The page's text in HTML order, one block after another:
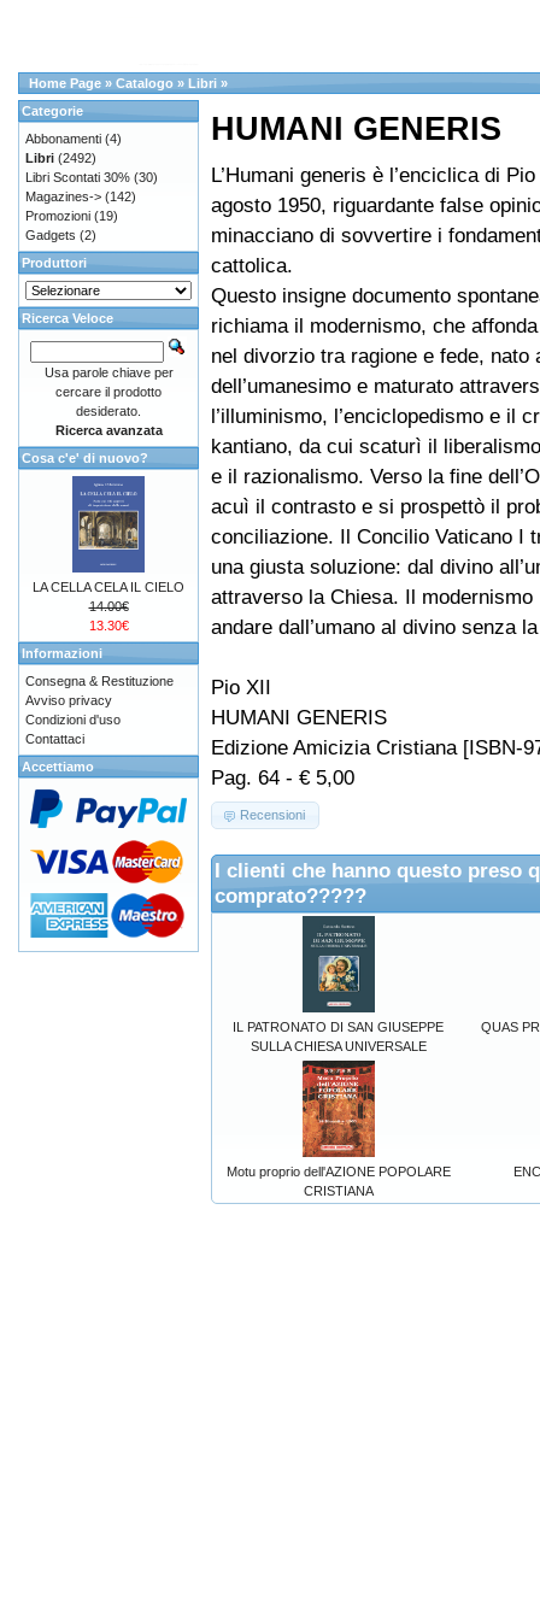
Home Page » Catalogo » Libri »
HUMANI GENERIS
L’Humani generis è l’enciclica di
agosto 1950, riguardante false
minacciano di sovvertire i
cattolica.
Questo insigne documento
richiama il modernismo, che
nel divorzio tra ragione e fede, nato
dell’umanesimo e maturato
l’illuminismo, l’enciclopedismo e il
kantiano, da cui scaturì il
e il razionalismo. Verso la fine
acuì il contrasto e si prospettò il
conciliazione. Il Concilio Vaticano I
una giusta soluzione: dal divino
attraverso la Chiesa. Il modernismo
andare dall’umano al divino senza
Pio XII
HUMANI GENERIS
Edizione Amicizia Cristiana [ISBN-
Pag. 64 - € 5,00
Recensioni
I clienti che hanno questo preso
comprato?????
IL PATRONATO DI SAN GIUSEPPE
SULLA CHIESA UNIVERSALE
QUAS
Motu proprio dell'AZIONE POPOLARE
CRISTIANA
Categorie
Abbonamenti (4)
Libri (2492)
Libri Scontati 30% (30)
Magazines-> (142)
Promozioni (19)
Gadgets (2)
Produttori
Ricerca Veloce
Usa parole chiave per
cercare il prodotto
desiderato.
Ricerca avanzata
Cosa c'e' di nuovo?
LA CELLA CELA IL CIELO
14.00€
13.30€
Informazioni
Consegna & Restituzione
Avviso privacy
Condizioni d'uso
Contattaci
Accettiamo